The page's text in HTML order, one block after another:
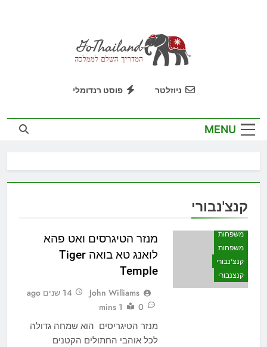
GoThailand
המדריך השלם לממלכה
ניוזלטר פוסט רנדומלי
MENU
קנצ'נבורי
אטרקציות
לאן הולכים
משפחות
משפחות
קנצ'נבורי
קנצנבורי
מנזר הטיגרסים ואט פהא
לואנג טא בואה Tiger
Temple
John Williams
14 שנים ago
0
1 mins
מנזר הטיגריסים הוא שמחה גדולה
לכל אוהבי החתולים הקטנים